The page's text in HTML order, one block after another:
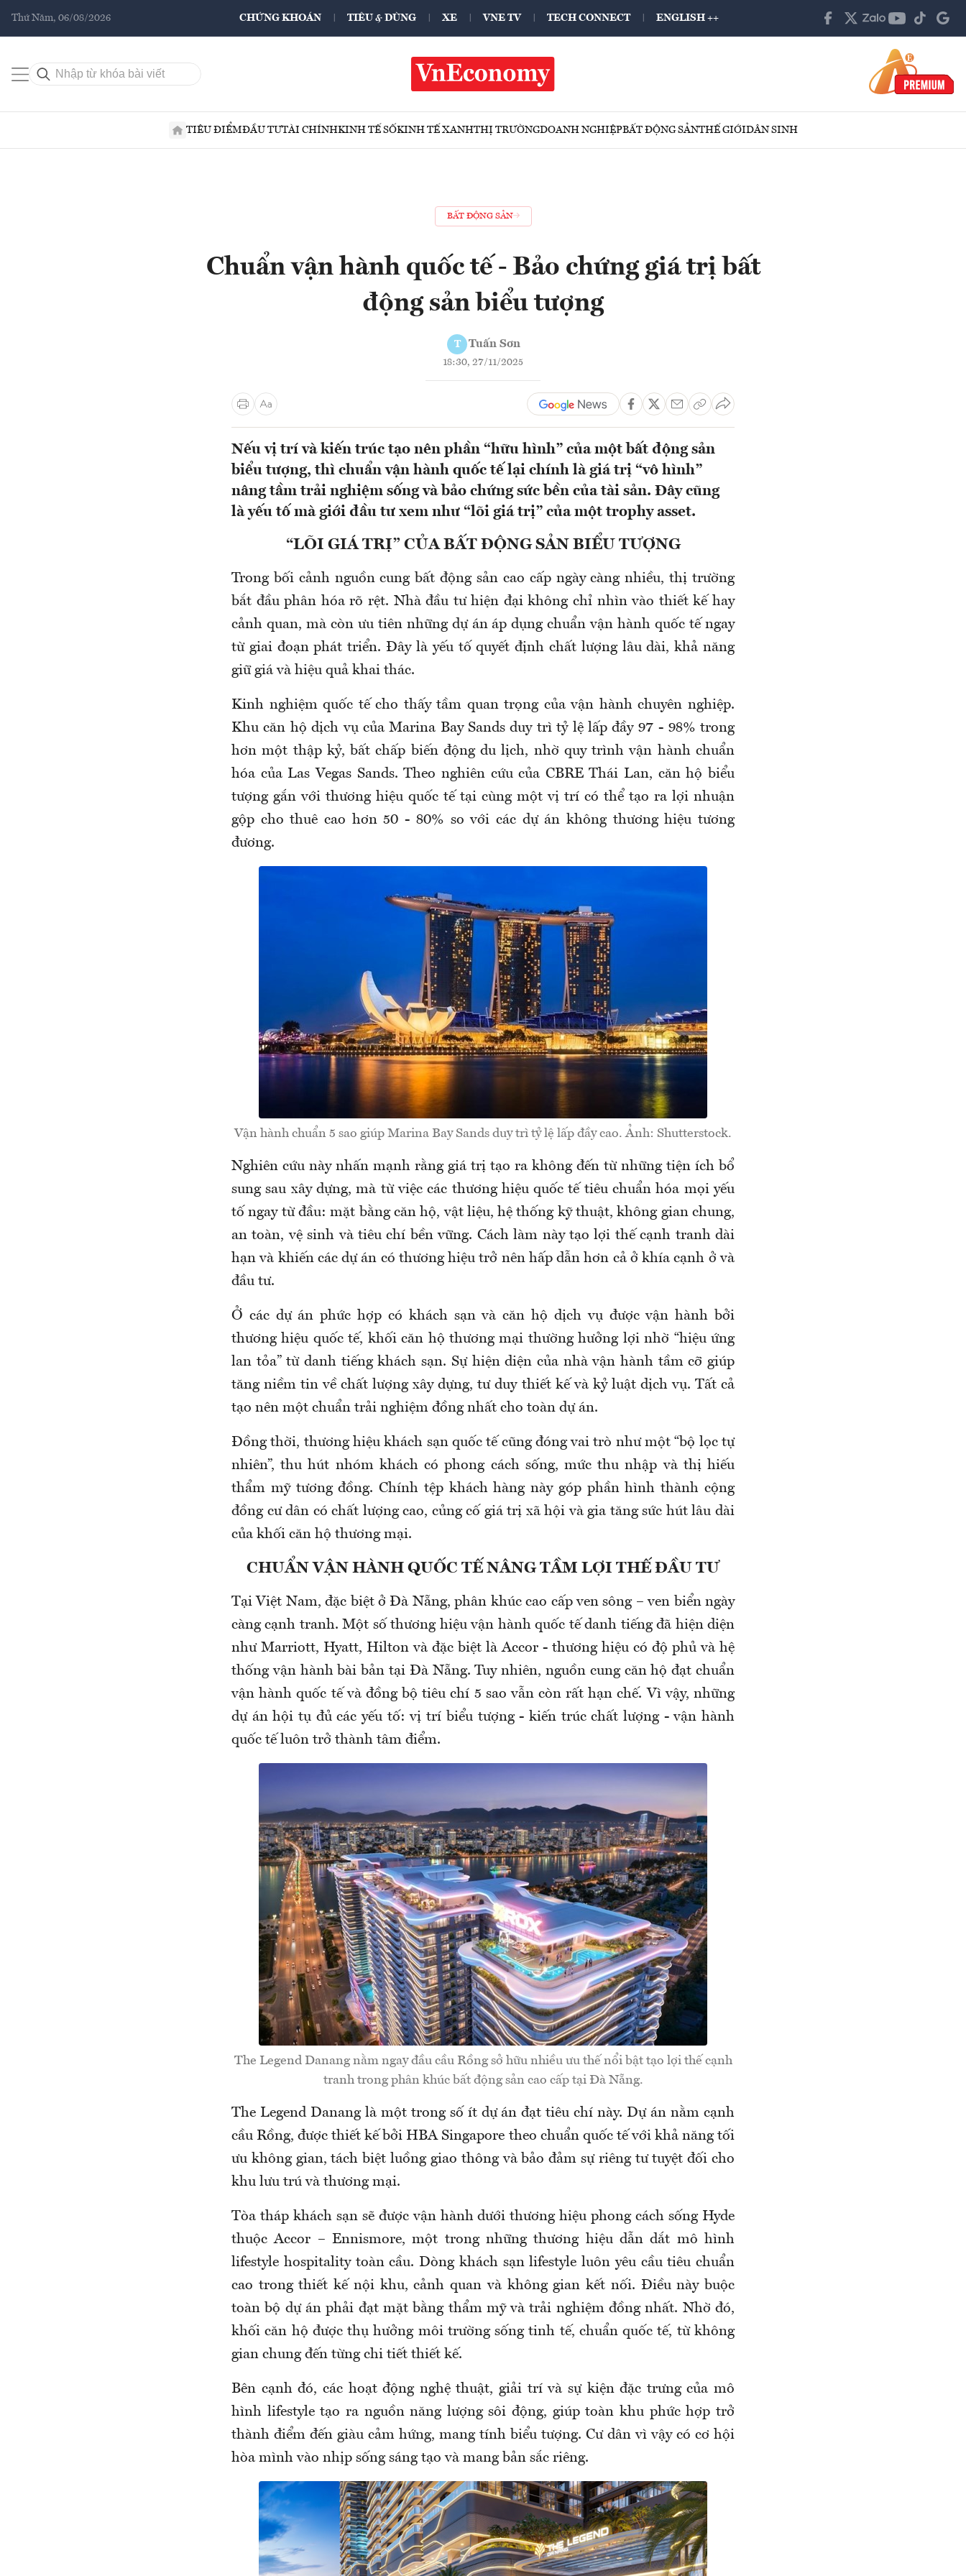
Thứ Năm, 06/08/2026 CHỨNG KHOÁN TIÊU & DÙNG XE VNE TV TECH CONNECT ENGLISH ++
TIÊU ĐIỂMĐẦU TƯTÀI CHÍNHKINH TẾ SỐKINH TẾ XANHTHỊ TRƯỜNGDOANH NGHIỆPBẤT ĐỘNG SẢNTHẾ GIỚIDÂN SINH
BẤT ĐỘNG SẢN
Chuẩn vận hành quốc tế - Bảo chứng giá trị bất
động sản biểu tượng
T Tuấn Sơn
18:30, 27/11/2025
Nếu vị trí và kiến trúc tạo nên phần “hữu hình” của một bất động sản
biểu tượng, thì chuẩn vận hành quốc tế lại chính là giá trị “vô hình”
nâng tầm trải nghiệm sống và bảo chứng sức bền của tài sản. Đây cũng
là yếu tố mà giới đầu tư xem như “lõi giá trị” của một trophy asset.
“LÕI GIÁ TRỊ” CỦA BẤT ĐỘNG SẢN BIỂU TƯỢNG
Trong bối cảnh nguồn cung bất động sản cao cấp ngày càng nhiều, thị trường
bắt đầu phân hóa rõ rệt. Nhà đầu tư hiện đại không chỉ nhìn vào thiết kế hay
cảnh quan, mà còn ưu tiên những dự án áp dụng chuẩn vận hành quốc tế ngay
từ giai đoạn phát triển. Đây là yếu tố quyết định chất lượng lâu dài, khả năng
giữ giá và hiệu quả khai thác.
Kinh nghiệm quốc tế cho thấy tầm quan trọng của vận hành chuyên nghiệp.
Khu căn hộ dịch vụ của Marina Bay Sands duy trì tỷ lệ lấp đầy 97 - 98% trong
hơn một thập kỷ, bất chấp biến động du lịch, nhờ quy trình vận hành chuẩn
hóa của Las Vegas Sands. Theo nghiên cứu của CBRE Thái Lan, căn hộ biểu
tượng gắn với thương hiệu quốc tế tại cùng một vị trí có thể tạo ra lợi nhuận
gộp cho thuê cao hơn 50 - 80% so với các dự án không thương hiệu tương
đương.
Vận hành chuẩn 5 sao giúp Marina Bay Sands duy trì tỷ lệ lấp đầy cao. Ảnh: Shutterstock.
Nghiên cứu này nhấn mạnh rằng giá trị tạo ra không đến từ những tiện ích bổ
sung sau xây dựng, mà từ việc các thương hiệu quốc tế tiêu chuẩn hóa mọi yếu
tố ngay từ đầu: mặt bằng căn hộ, vật liệu, hệ thống kỹ thuật, không gian chung,
an toàn, vệ sinh và tiêu chí bền vững. Cách làm này tạo lợi thế cạnh tranh dài
hạn và khiến các dự án có thương hiệu trở nên hấp dẫn hơn cả ở khía cạnh ở và
đầu tư.
Ở các dự án phức hợp có khách sạn và căn hộ dịch vụ được vận hành bởi
thương hiệu quốc tế, khối căn hộ thương mại thường hưởng lợi nhờ “hiệu ứng
lan tỏa” từ danh tiếng khách sạn. Sự hiện diện của nhà vận hành tầm cỡ giúp
tăng niềm tin về chất lượng xây dựng, tư duy thiết kế và kỷ luật dịch vụ. Tất cả
tạo nên một chuẩn trải nghiệm đồng nhất cho toàn dự án.
Đồng thời, thương hiệu khách sạn quốc tế cũng đóng vai trò như một “bộ lọc tự
nhiên”, thu hút nhóm khách có phong cách sống, mức thu nhập và thị hiếu
thẩm mỹ tương đồng. Chính tệp khách hàng này góp phần hình thành cộng
đồng cư dân có chất lượng cao, củng cố giá trị xã hội và gia tăng sức hút lâu dài
của khối căn hộ thương mại.
CHUẨN VẬN HÀNH QUỐC TẾ NÂNG TẦM LỢI THẾ ĐẦU TƯ
Tại Việt Nam, đặc biệt ở Đà Nẵng, phân khúc cao cấp ven sông – ven biển ngày
càng cạnh tranh. Một số thương hiệu vận hành quốc tế danh tiếng đã hiện diện
như Marriott, Hyatt, Hilton và đặc biệt là Accor - thương hiệu có độ phủ và hệ
thống vận hành bài bản tại Đà Nẵng. Tuy nhiên, nguồn cung căn hộ đạt chuẩn
vận hành quốc tế và đồng bộ tiêu chí 5 sao vẫn còn rất hạn chế. Vì vậy, những
dự án hội tụ đủ các yếu tố: vị trí biểu tượng - kiến trúc chất lượng - vận hành
quốc tế luôn trở thành tâm điểm.
The Legend Danang nằm ngay đầu cầu Rồng sở hữu nhiều ưu thế nổi bật tạo lợi thế cạnh
tranh trong phân khúc bất động sản cao cấp tại Đà Nẵng.
The Legend Danang là một trong số ít dự án đạt tiêu chí này. Dự án nằm cạnh
cầu Rồng, được thiết kế bởi HBA Singapore theo chuẩn quốc tế với khả năng tối
ưu không gian, tách biệt luồng giao thông và bảo đảm sự riêng tư tuyệt đối cho
khu lưu trú và thương mại.
Tòa tháp khách sạn sẽ được vận hành dưới thương hiệu phong cách sống Hyde
thuộc Accor – Ennismore, một trong những thương hiệu dẫn dắt mô hình
lifestyle hospitality toàn cầu. Dòng khách sạn lifestyle luôn yêu cầu tiêu chuẩn
cao trong thiết kế nội khu, cảnh quan và không gian kết nối. Điều này buộc
toàn bộ dự án phải đạt mặt bằng thẩm mỹ và trải nghiệm đồng nhất. Nhờ đó,
khối căn hộ được thụ hưởng môi trường sống tinh tế, chuẩn quốc tế, từ không
gian chung đến từng chi tiết thiết kế.
Bên cạnh đó, các hoạt động nghệ thuật, giải trí và sự kiện đặc trưng của mô
hình lifestyle tạo ra nguồn năng lượng sôi động, giúp toàn khu phức hợp trở
thành điểm đến giàu cảm hứng, mang tính biểu tượng. Cư dân vì vậy có cơ hội
hòa mình vào nhịp sống sáng tạo và mang bản sắc riêng.